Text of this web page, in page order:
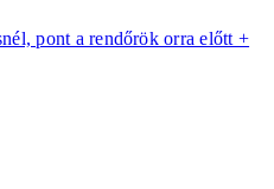
pont a rendőrök orra előtt +